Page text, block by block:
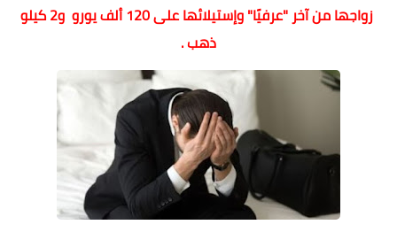
زواجها من آخر "عرفيًا" وإستيلائها على 120 ألف يورو و2 كيلو
ذهب .